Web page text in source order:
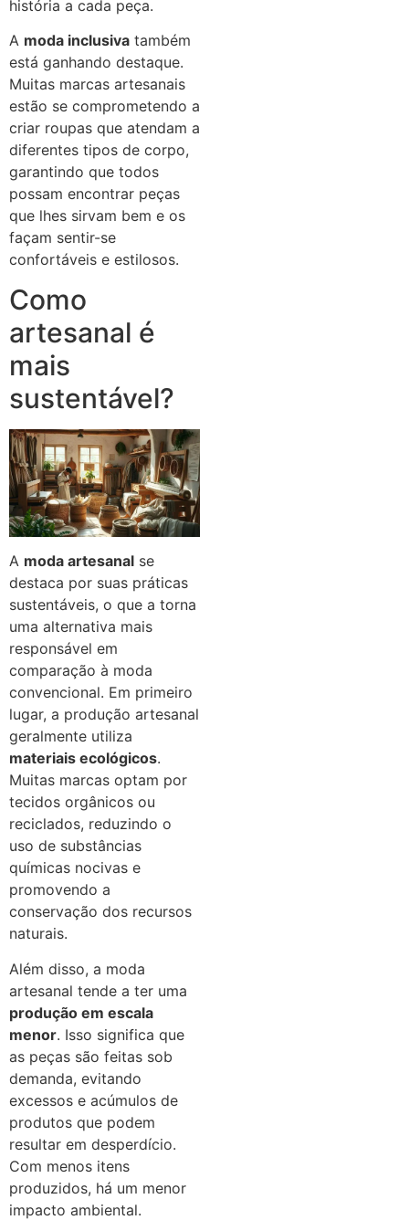
história a cada peça.
A moda inclusiva também
está ganhando destaque.
Muitas marcas artesanais
estão se comprometendo a
criar roupas que atendam a
diferentes tipos de corpo,
garantindo que todos
possam encontrar peças
que lhes sirvam bem e os
façam sentir-se
confortáveis e estilosos.
Como
artesanal é
mais
sustentável?
A moda artesanal se
destaca por suas práticas
sustentáveis, o que a torna
uma alternativa mais
responsável em
comparação à moda
convencional. Em primeiro
lugar, a produção artesanal
geralmente utiliza
materiais ecológicos.
Muitas marcas optam por
tecidos orgânicos ou
reciclados, reduzindo o
uso de substâncias
químicas nocivas e
promovendo a
conservação dos recursos
naturais.
Além disso, a moda
artesanal tende a ter uma
produção em escala
menor. Isso significa que
as peças são feitas sob
demanda, evitando
excessos e acúmulos de
produtos que podem
resultar em desperdício.
Com menos itens
produzidos, há um menor
impacto ambiental.